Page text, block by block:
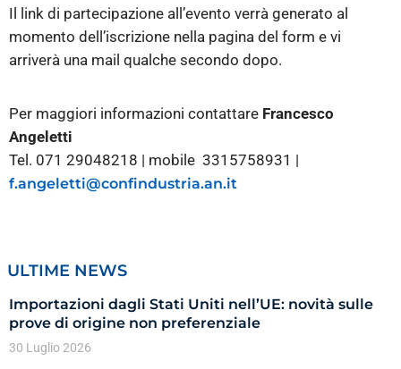
Il link di partecipazione all’evento verrà generato al
momento dell’iscrizione nella pagina del form e vi
arriverà una mail qualche secondo dopo.
Per maggiori informazioni contattare Francesco
Angeletti
Tel. 071 29048218 | mobile 3315758931 |
f.angeletti@confindustria.an.it
ULTIME NEWS
Importazioni dagli Stati Uniti nell’UE: novità sulle
prove di origine non preferenziale
30 Luglio 2026